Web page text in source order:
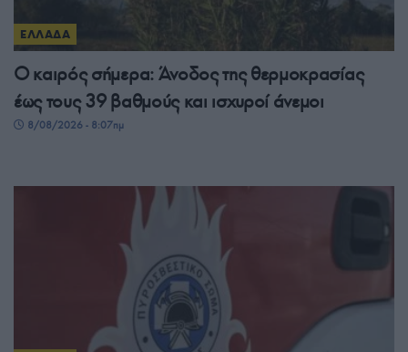
ΕΛΛΑΔΑ
Ο καιρός σήμερα: Άνοδος της θερμοκρασίας
έως τους 39 βαθμούς και ισχυροί άνεμοι
8/08/2026 - 8:07πμ